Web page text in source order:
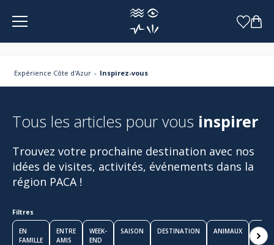
Panneau de gestion des cookies
Expérience Côte d'Azur Inspirez-vous
Tous les articles pour vous inspirer
Trouvez votre prochaine destination avec nos
idées de visites, activités, événements dans la
région PACA !
Filtres
EN
FAMILLE
ENTRE
AMIS
WEEK-
END
SAISON DESTINATION ANIMAUX
EN
Festival Azura à Fréjus : que
JUL, Gims et Theodora ?